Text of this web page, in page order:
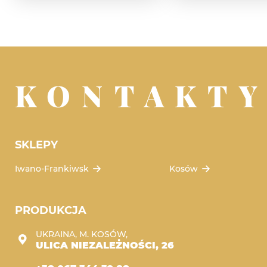
SKLEPY
Iwano-Frankiwsk Kosów
PRODUKCJA
UKRAINA, M. KOSÓW,
ULICA NIEZALEŻNOŚCI, 26